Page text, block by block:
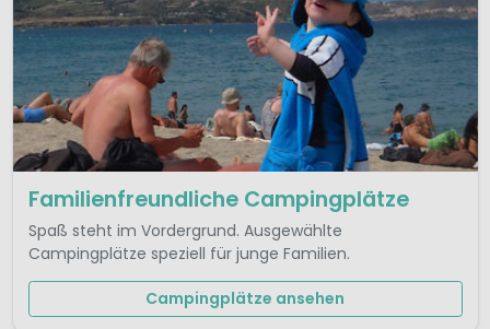
Familienfreundliche Campingplätze
Spaß steht im Vordergrund. Ausgewählte
Campingplätze speziell für junge Familien.
Campingplätze ansehen